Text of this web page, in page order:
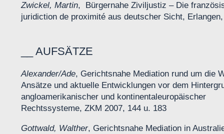
Zwickel, Martin, Bürgernahe Ziviljustiz – Die
juridiction de proximité aus deutscher Sicht,
AUFSÄTZE
Alexander/Ade, Gerichtsnahe Mediation rund um die
Ansätze und aktuelle Entwicklungen vor dem
angloamerikanischer und kontinentaleuropäischer
Rechtssysteme, ZKM 2007, 144 u. 183
Gottwald, Walther, Gerichtsnahe Mediation in